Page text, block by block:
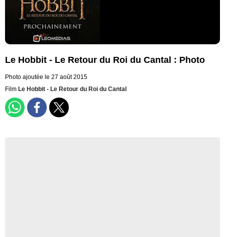
Le Hobbit - Le Retour du Roi du Cantal : Photo
Photo ajoutée le 27 août 2015
Film Le Hobbit - Le Retour du Roi du Cantal